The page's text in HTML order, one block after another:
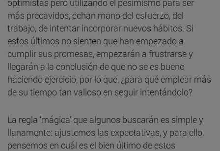
más precavidos, echan mano del esfuerzo, del
trabajo, de intentar incorporar nuevos hábitos. Si
estos últimos no sienten que han empezado a
cumplir sus promesas, empezarán a frustrarse y
llegarán a la conclusión de que no se es bueno
haciendo ejercicio, por lo que, ¿para qué emplear más
de su tiempo tan valioso en seguir intentándolo?
La regla ‘mágica’ que algunos buscarán es simple y
llanamente: ajustemos las expectativas, y para ello,
pensemos en cuál es el bien último de estos